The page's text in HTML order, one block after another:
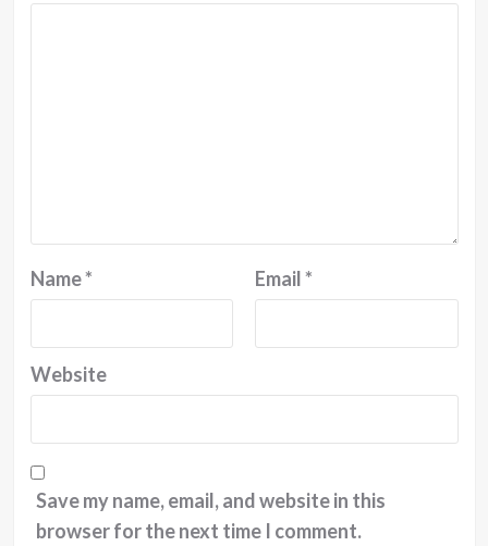
Name* Email*
Website
Save my name, email, and website in this
browser for the next time I comment.